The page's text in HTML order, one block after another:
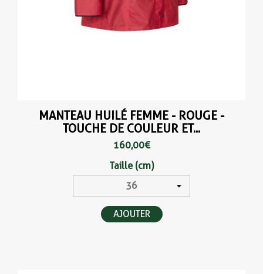
MANTEAU HUILÉ FEMME - ROUGE -
TOUCHE DE COULEUR ET...
160,00 €
Taille (cm)
AJOUTER